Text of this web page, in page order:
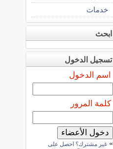
خدمات
ابحث
تسجيل الدخول
اسم الدخول
كلمة المرور
» غير مشترك؟ احصل على